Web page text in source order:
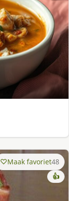
Maak favoriet48
👍